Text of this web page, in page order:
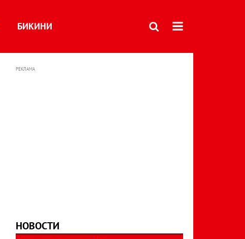
БИКИНИ
РЕКЛАМА
НОВОСТИ